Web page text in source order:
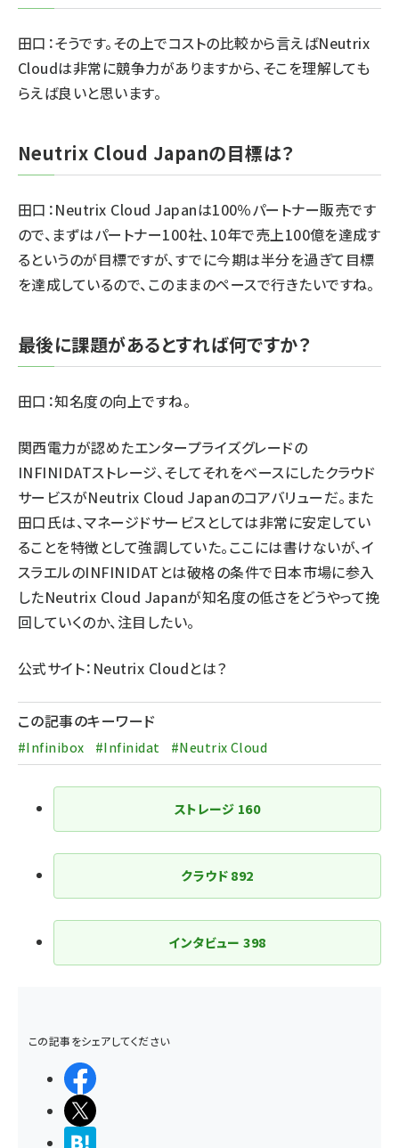
田口：そうです。その上でコストの比較から言えばNeutrix
Cloudは非常に競争力がありますから、そこを理解しても
らえば良いと思います。
Neutrix Cloud Japanの目標は？
田口：Neutrix Cloud Japanは100％パートナー販売です
ので、まずはパートナー100社、10年で売上100億を達成す
るというのが目標ですが、すでに今期は半分を過ぎて目標
を達成しているので、このままのペースで行きたいですね。
最後に課題があるとすれば何ですか？
田口：知名度の向上ですね。
関西電力が認めたエンタープライズグレードの
INFINIDATストレージ、そしてそれをベースにしたクラウド
サービスがNeutrix Cloud Japanのコアバリューだ。また
田口氏は、マネージドサービスとしては非常に安定してい
ることを特徴として強調していた。ここには書けないが、イ
スラエルのINFINIDATとは破格の条件で日本市場に参入
したNeutrix Cloud Japanが知名度の低さをどうやって挽
回していくのか、注目したい。
公式サイト： Neutrix Cloudとは？
この記事のキーワード
#Infinibox #Infinidat #Neutrix Cloud
ストレージ 160
クラウド 892
インタビュー398
この記事をシェアしてください